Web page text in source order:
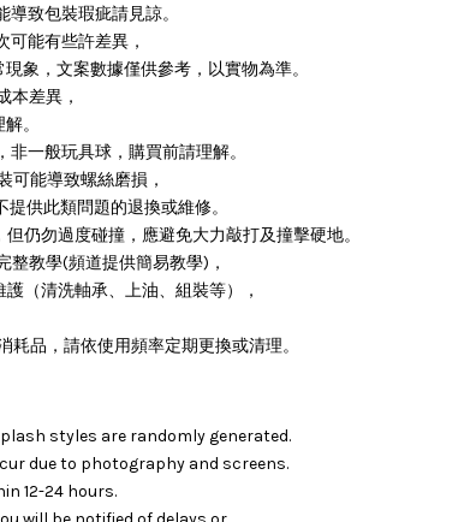
致包裝瑕疵請見諒。
可能有些許差異，
象，文案數據僅供參考，以實物為準。
本差異，
。
一般玩具球，購買前請理解。
可能導致螺絲磨損，
提供此類問題的退換或維修。
仍勿過度碰撞，應避免大力敲打及撞擊硬地。
整教學(頻道提供簡易教學)，
（清洗軸承、上油、組裝等），
耗品，請依使用頻率定期更換或清理。
styles are randomly generated.
due to photography and screens.
12-24 hours.